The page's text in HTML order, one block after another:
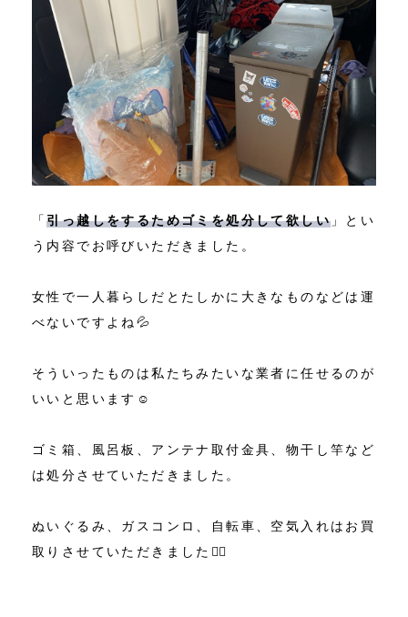
「引っ越しをするためゴミを処分して欲しい 」とい
う内容でお呼びいただきました。
女性で一人暮らしだとたしかに大きなものなどは運
べないですよね💦
そういったものは私たちみたいな業者に任せるのが
いいと思います☺
ゴミ箱、風呂板、アンテナ取付金具、物干し竿など
は処分させていただきました。
ぬいぐるみ、ガスコンロ、自転車、空気入れはお買
取りさせていただきました🙋‍♂️